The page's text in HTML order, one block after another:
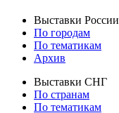
Выставки России
По городам
По тематикам
Архив
Выставки СНГ
По странам
По тематикам